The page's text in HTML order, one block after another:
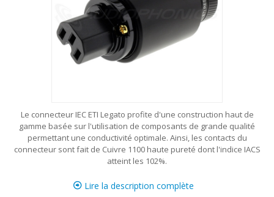
Le connecteur IEC ETI Legato profite d'une construction haut de
gamme basée sur l'utilisation de composants de grande qualité
permettant une conductivité optimale. Ainsi, les contacts du
connecteur sont fait de Cuivre 1100 haute pureté dont l'indice IACS
atteint les 102%.
Lire la description complète